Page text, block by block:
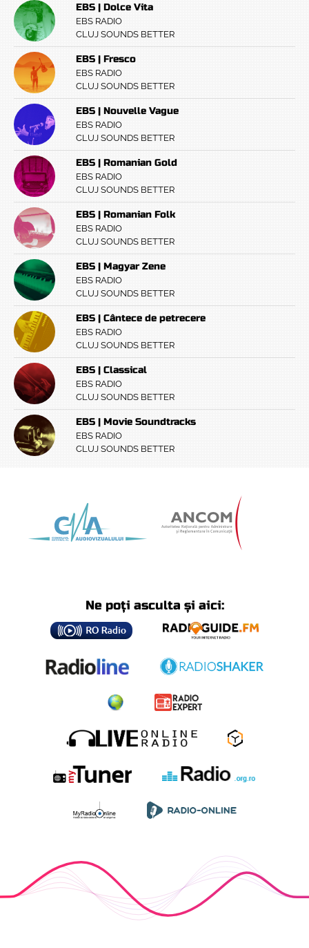
EBS | Dolce Vita
EBS RADIO
CLUJ SOUNDS BETTER
EBS | Fresco
EBS RADIO
CLUJ SOUNDS BETTER
EBS | Nouvelle Vague
EBS RADIO
CLUJ SOUNDS BETTER
EBS | Romanian Gold
EBS RADIO
CLUJ SOUNDS BETTER
EBS | Romanian Folk
EBS RADIO
CLUJ SOUNDS BETTER
EBS | Magyar Zene
EBS RADIO
CLUJ SOUNDS BETTER
EBS | Cântece de petrecere
EBS RADIO
CLUJ SOUNDS BETTER
EBS | Classical
EBS RADIO
CLUJ SOUNDS BETTER
EBS | Movie Soundtracks
EBS RADIO
CLUJ SOUNDS BETTER
Ne poți asculta și aici: